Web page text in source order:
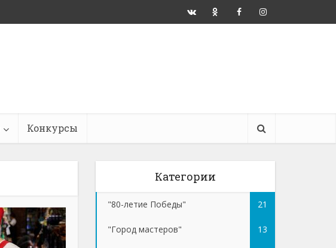
Конкурсы
Категории
"80-летие Победы" 21
"Город мастеров" 13